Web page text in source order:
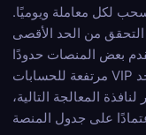
لكل معاملة ويوميًا.
التحقق من الحد الأقصى
بعض المنصات حدودًا
مرتفعة للحسابات VIP التي تم التحقق منها. إذا تجاوز رهان فائز الحد
المعالجة التالية،